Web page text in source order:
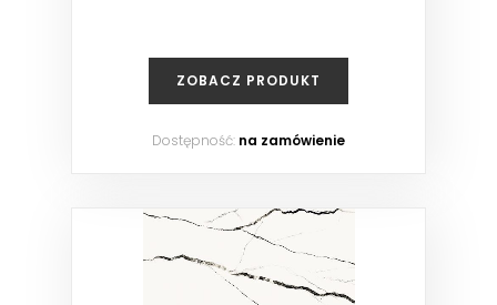
ZOBACZ PRODUKT
Dostępność: na zamówienie